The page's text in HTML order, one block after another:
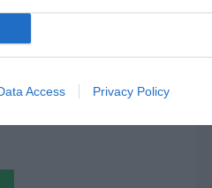
Access Privacy Policy